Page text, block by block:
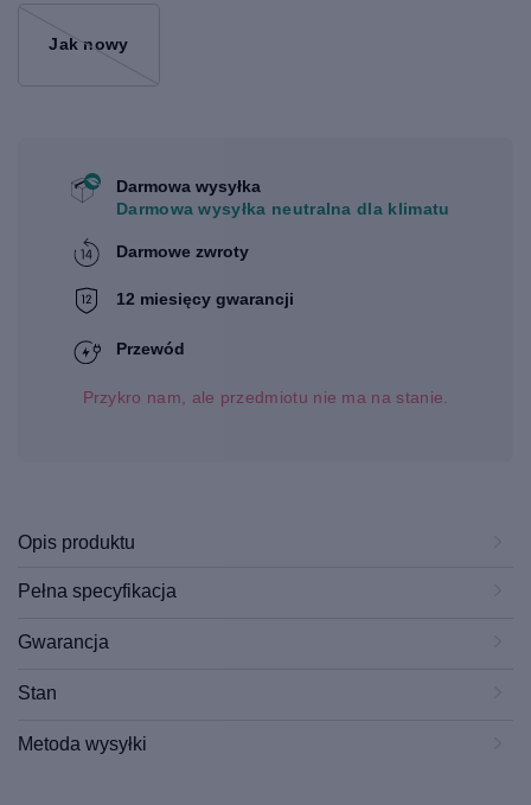
Jak nowy
Darmowa wysyłka
Darmowa wysyłka neutralna dla klimatu
Darmowe zwroty
12 miesięcy gwarancji
Przewód
Przykro nam, ale przedmiotu nie ma na stanie.
Opis produktu
Pełna specyfikacja
Gwarancja
Stan
Metoda wysyłki